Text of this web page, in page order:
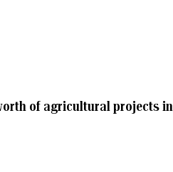
of agricultural projects in